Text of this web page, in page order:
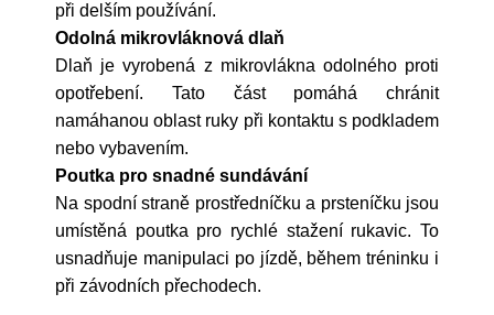
při delším používání.
Odolná mikrovláknová dlaň
Dlaň je vyrobená z mikrovlákna odolného proti
opotřebení. Tato část pomáhá chránit
namáhanou oblast ruky při kontaktu s podkladem
nebo vybavením.
Poutka pro snadné sundávání
Na spodní straně prostředníčku a prsteníčku jsou
umístěná poutka pro rychlé stažení rukavic. To
usnadňuje manipulaci po jízdě, během tréninku i
při závodních přechodech.